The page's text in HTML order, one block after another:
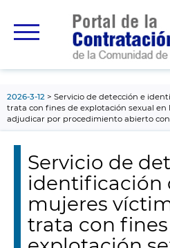
principal
2026-3-12
Servicio de detección e
trata con fines de explotación sexual en
adjudicar por procedimiento abierto
Servicio de
identificación
mujeres
trata con